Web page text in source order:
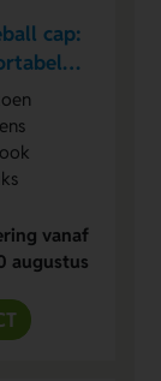
cap:
vanaf
augustus